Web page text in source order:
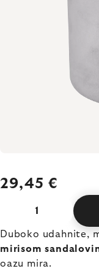
29,45 €
Duboko udahnite,
mirisom
oazu mira.